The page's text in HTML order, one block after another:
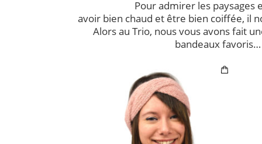
Pour admirer les paysages
avoir bien chaud et être bien coiffée, il
Alors au Trio, nous vous avons fait
bandeaux favoris…